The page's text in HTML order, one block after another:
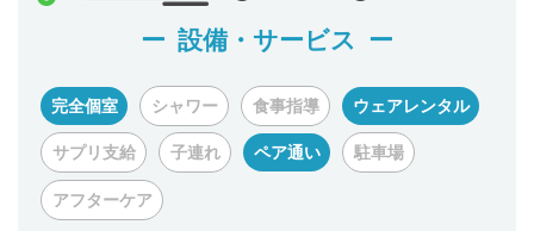
設備・サービス
完全個室 シャワー 食事指導 ウェアレンタル
サプリ支給 子連れ ペア通い 駐車場
アフターケア